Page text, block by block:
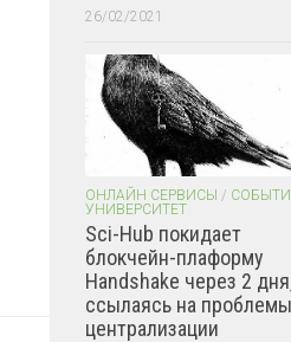
26/02/2021
ОНЛАЙН СЕРВИСЫ /
УНИВЕРСИТЕТ
Sci-Hub покидает
блокчейн-плаформу
Handshake через 2
ссылаясь на проблемы
централизации